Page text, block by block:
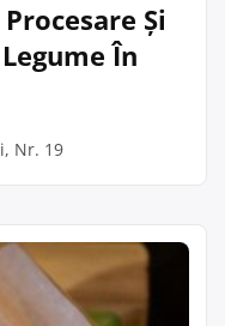
Și
În
Nr. 19